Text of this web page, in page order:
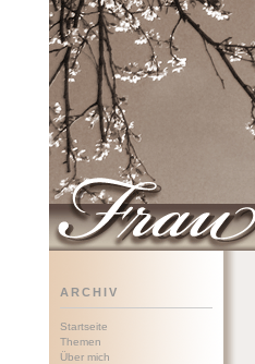
ARCHIV
Startseite
Themen
Über mich